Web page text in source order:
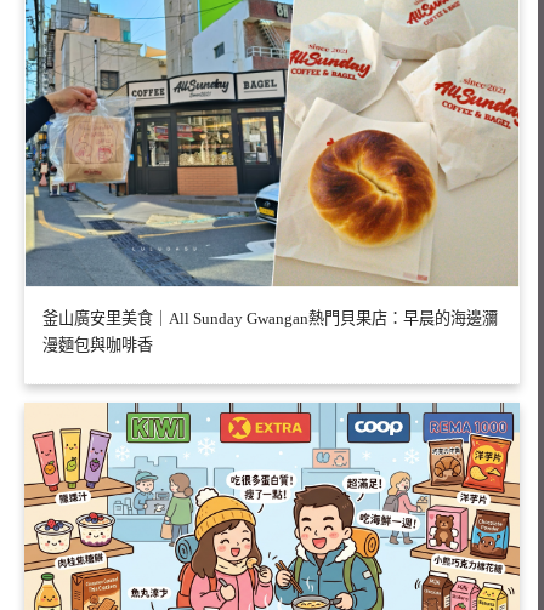
釜山廣安里美食｜All Sunday Gwangan熱門貝果店：早晨的海邊瀰
漫麵包與咖啡香